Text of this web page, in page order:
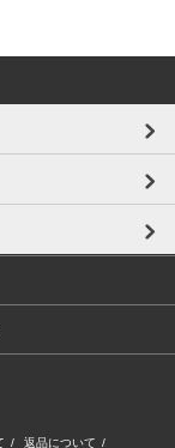
/ 返品について /